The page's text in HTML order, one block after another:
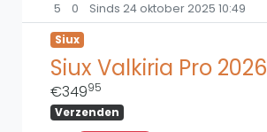
Blog artikelen
Padelgear
5 0 Sinds 24 oktober 2025 10:49
Siux
Siux Valkiria Pro 2026
€34995
Verzenden